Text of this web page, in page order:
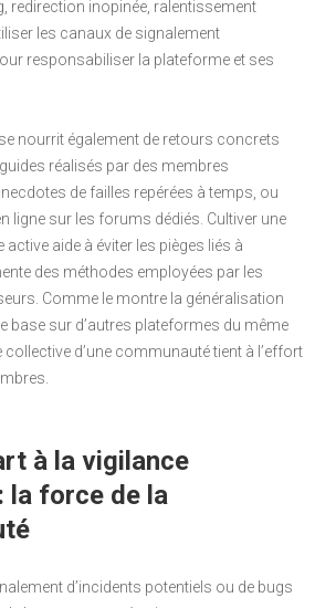
redirection inopinée, ralentissement
les canaux de signalement
responsabiliser la plateforme et ses
nourrit également de retours concrets
guides réalisés par des membres
de failles repérées à temps, ou
ligne sur les forums dédiés. Cultiver une
active aide à éviter les pièges liés à
des méthodes employées par les
Comme le montre la généralisation
base sur d’autres plateformes du même
collective d’une communauté tient à l’effort
à la vigilance
la force de la
d’incidents potentiels ou de bugs